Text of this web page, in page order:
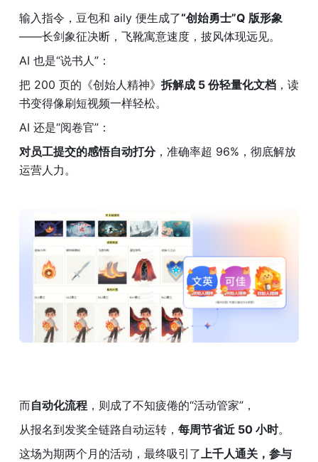
输入指令，豆包和 aily 便生成了“创始勇士”Q 版形象
——长剑象征决断，飞靴寓意速度，披风体现远见。
AI 也是“说书人”：
把 200 页的《创始人精神》 拆解成 5 份轻量化文档 ，读
书变得像刷短视频一样轻松。
AI 还是“阅卷官”：
对员工提交的感悟自动打分，准确率超 96%，彻底解放
运营人力。
而自动化流程 ，则成了不知疲倦的“活动管家”，
从报名到发奖全链路自动运转， 每周节省近 50 小时。
这场为期两个月的活动，最终吸引了上千人通关，参与